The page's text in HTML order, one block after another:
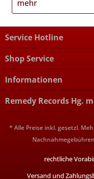
mehr
Service Hotline
Shop Service
Informationen
Remedy Records Hg.
* Alle Preise inkl. gesetzl.
rechtliche
Versand und